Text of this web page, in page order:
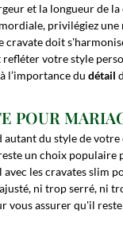
et la longueur
privilégiez
doit
votre style
l’importance du détail
POUR
du style de
un choix populaire
les cravates slim
ni trop serré, ni
vous assurer qu'il